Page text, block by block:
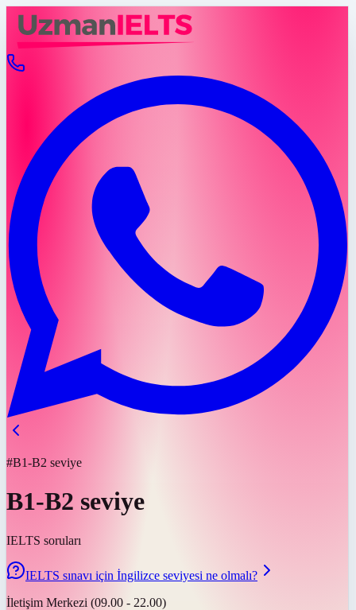
#B1-B2 seviye
B1-B2 seviye
IELTS soruları
IELTS sınavı için İngilizce seviyesi ne olmalı?
İletişim Merkezi (09.00 - 22.00)